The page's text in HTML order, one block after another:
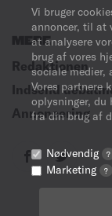
Vi bruger
annoncer, til at
at analysere
brug af vores
sociale medier,
Vores partnere
oplysninger, du
fra din brug af
Nødvendig ?
Marketing ?
MERE
Redaktionen
Indsend
Annoncering